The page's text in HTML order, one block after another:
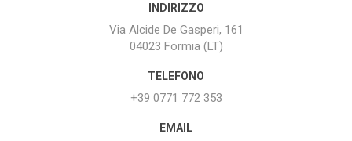
INDIRIZZO
Via Alcide De Gasperi, 161
04023 Formia (LT)
TELEFONO
+39 0771 772 353
EMAIL